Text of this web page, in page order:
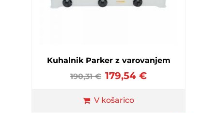
Kuhalnik Parker z varovanjem
190,31€ 179,54€
V košarico